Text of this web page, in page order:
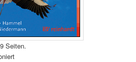
Seiten.